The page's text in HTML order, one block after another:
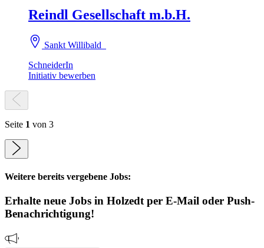
Reindl Gesellschaft m.b.H.
Sankt Willibald
SchneiderIn
Initiativ bewerben
Seite 1 von 3
Weitere bereits vergebene Jobs:
Erhalte neue Jobs in Holzedt per E-Mail oder Push-
Benachrichtigung!